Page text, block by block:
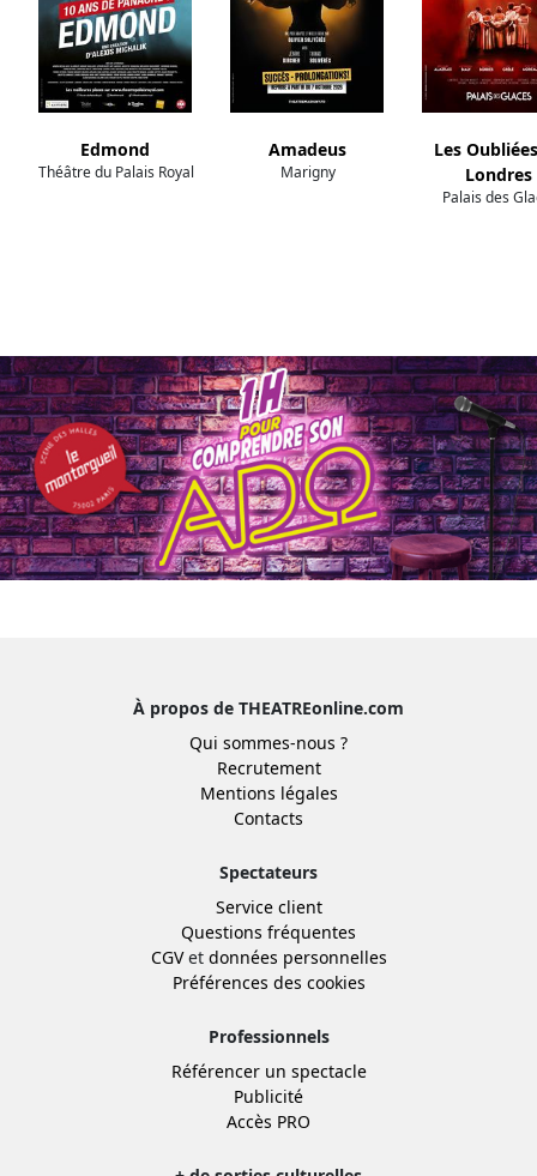
Edmond
Théâtre du Palais Royal
Amadeus
Marigny
Les
Londres
Palais des
À propos de THEATREonline.com
Qui sommes-nous ?
Recrutement
Mentions légales
Contacts
Spectateurs
Service client
Questions fréquentes
CGVet données personnelles
Préférences des cookies
Professionnels
Référencer un spectacle
Publicité
Accès PRO